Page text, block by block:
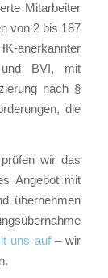
Mitarbeiter
von 2 bis 187
anerkannter
und BVI, mit
nach §
die
wir das
Angebot mit
übernehmen
uns auf– wir